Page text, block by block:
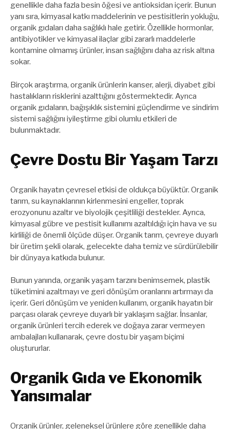
genellikle daha fazla besin öğesi ve antioksidan içerir. Bunun
yanı sıra, kimyasal katkı maddelerinin ve pestisitlerin yokluğu,
organik gıdaları daha sağlıklı hale getirir. Özellikle hormonlar,
antibiyotikler ve kimyasal ilaçlar gibi zararlı maddelerle
kontamine olmamış ürünler, insan sağlığını daha az risk altına
sokar.
Birçok araştırma, organik ürünlerin kanser, alerji, diyabet gibi
hastalıkların risklerini azalttığını göstermektedir. Ayrıca
organik gıdaların, bağışıklık sistemini güçlendirme ve sindirim
sistemi sağlığını iyileştirme gibi olumlu etkileri de
bulunmaktadır.
Çevre Dostu Bir Yaşam Tarzı
Organik hayatın çevresel etkisi de oldukça büyüktür. Organik
tarım, su kaynaklarının kirlenmesini engeller, toprak
erozyonunu azaltır ve biyolojik çeşitliliği destekler. Ayrıca,
kimyasal gübre ve pestisit kullanımı azaltıldığı için hava ve su
kirliliği de önemli ölçüde düşer. Organik tarım, çevreye duyarlı
bir üretim şekli olarak, gelecekte daha temiz ve sürdürülebilir
bir dünyaya katkıda bulunur.
Bunun yanında, organik yaşam tarzını benimsemek, plastik
tüketimini azaltmayı ve geri dönüşüm oranlarını artırmayı da
içerir. Geri dönüşüm ve yeniden kullanım, organik hayatın bir
parçası olarak çevreye duyarlı bir yaklaşım sağlar. İnsanlar,
organik ürünleri tercih ederek ve doğaya zarar vermeyen
ambalajları kullanarak, çevre dostu bir yaşam biçimi
oluştururlar.
Organik Gıda ve Ekonomik
Yansımalar
Organik ürünler, geleneksel ürünlere göre genellikle daha